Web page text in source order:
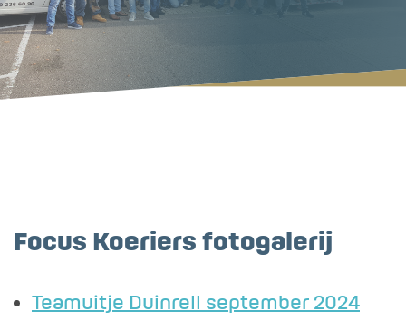
Focus Koeriers fotogalerij
Teamuitje Duinrell september 2024